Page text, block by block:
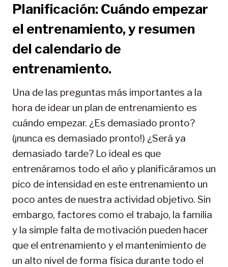
Planificación: Cuándo empezar
el entrenamiento, y resumen
del calendario de
entrenamiento.
Una de las preguntas más importantes a la
hora de idear un plan de entrenamiento es
cuándo empezar. ¿Es demasiado pronto?
(¡nunca es demasiado pronto!) ¿Será ya
demasiado tarde? Lo ideal es que
entrenáramos todo el año y planificáramos un
pico de intensidad en este entrenamiento un
poco antes de nuestra actividad objetivo. Sin
embargo, factores como el trabajo, la familia
y la simple falta de motivación pueden hacer
que el entrenamiento y el mantenimiento de
un alto nivel de forma física durante todo el